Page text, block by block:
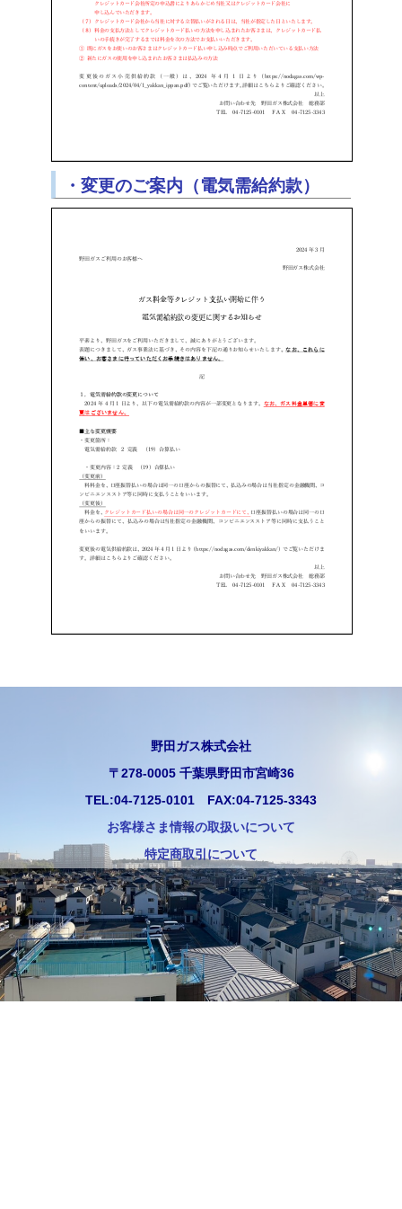
・変更のご案内（電気需給約款）
野田ガス株式会社
〒278-0005 千葉県野田市宮崎36
TEL:04-7125-0101 FAX:04-7125-3343
お客様さま情報の取扱いについて
特定商取引について